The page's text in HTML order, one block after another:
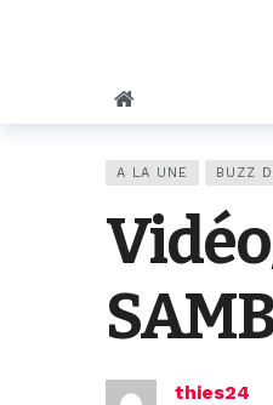
A LA UNE BUZZ
thies24